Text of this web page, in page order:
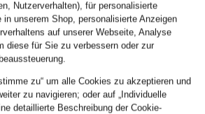
Nutzerverhalten), für personalisierte
in unserem Shop, personalisierte Anzeigen
auf unserer Webseite, Analyse
diese für Sie zu verbessern oder zur
zu“ um alle Cookies zu akzeptieren und
zu navigieren; oder auf „Individuelle
detaillierte Beschreibung der Cookie-